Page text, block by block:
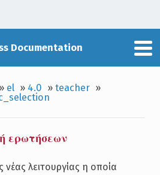
Documentation
» el » 4.0 »teacher »
ερωτήσεων
νέας λειτουργίας η οποία